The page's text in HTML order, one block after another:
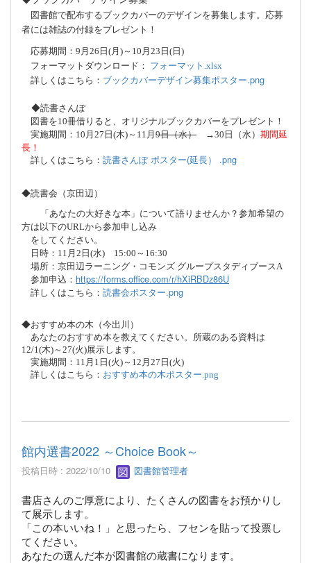
図書館で配布するブックカバーのデザインを募集します。応募
者には雑誌の付録をプレゼント！
応募期間： 9 月 26 日 (月 )～ 10 月23 日 (日 )
フォーマットダウンロード： フォーマット.xlsx
詳しくはこちら： ブックカバーデザイン募集ポスター.png
◆読書さんぽ
図書を10冊借りると、オリジナルブックカバーをプレゼント！
実施期間： 10 月 27 日 (木)～ 11 月 9日（水） →30 日（水） 期間延
長！
詳しくはこちら： 読書さんぽ ポスター(延長） .png
◆読書会（京田辺）
「あなたの大好きな本」について語りませんか？参加希望の
方は以下のURLから参加申し込み
をしてください。
日時： 11 月 2 日 (水) 15:00 ～ 16:30
場所：京田辺ラーニング・コモンズ グループスタディブースA
参加申込： https://forms.office.com/r/hXiRBDz86U
詳しくはこちら： 読書会ポスター.png
◆おすすめ本の木（今出川）
あなたのおすすめ本を教えてください。所蔵のある資料は
12/1(木)～ 27(火)展示します。
実施期間： 11 月 1 日 (火)～ 12 月 27 日 (火)
詳しくはこちら： おすすめ本の木ポスター.png
館内選書2022 ～Choice Book～
投稿日時 : 2022/10/10 図書館管理者
書店さんのご厚意により、たくさんの図書をお預かりし
て展示します。
「この本いいね！」と思ったら、フセンを貼って投票し
てください。
あなたの選んだ本が図書館の蔵書になります。